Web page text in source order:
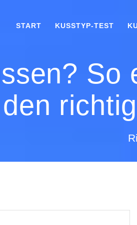
START KUSSTYP-TEST
So
den